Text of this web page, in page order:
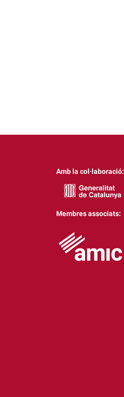
Amb la col·laboració:
Membres associats: